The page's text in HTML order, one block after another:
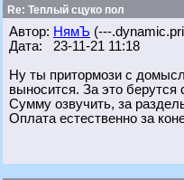
Re: Теплый сцуко пол
Автор: НямЪ (---
Дата: 23-11-21 11:18
Ну ты притормози с
выносится. За это берутся
Сумму озвучить, за
Оплата естественно за